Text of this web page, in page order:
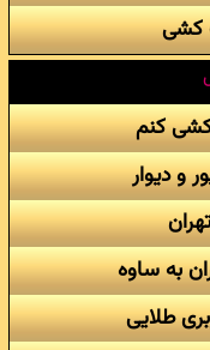
کشی
کنم
و دیوار
به ساوه
طلایی